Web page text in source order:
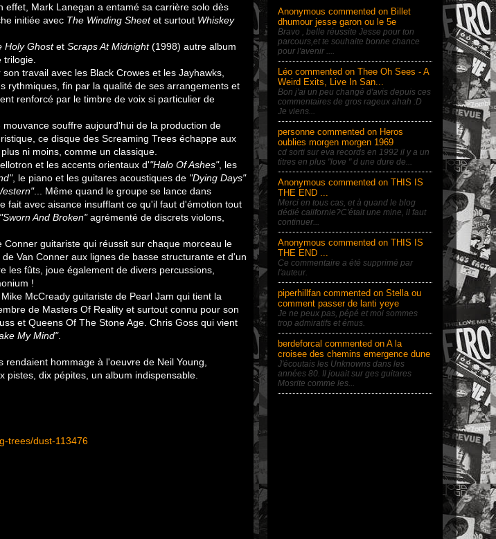
effet, Mark Lanegan a entamé sa carrière solo dès
initiée avec The Winding Sheetet surtout Whiskey
Holy Ghostet Scraps At Midnight(1998) autre album
travail avec les Black Crowes et les Jayhawks,
rythmiques, fin par la qualité de ses arrangements et
renforcé par le timbre de voix si particulier de
souffre aujourd'hui de la production de
ce disque des Screaming Trees échappe aux
ni moins, comme un classique.
et les accents orientaux d'"Halo Of Ashes", les
, le piano et les guitares acoustiques de "Dying Days"
... Même quand le groupe se lance dans
fait avec aisance insufflant ce qu'il faut d'émotion tout
"Sworn And Broken"agrémenté de discrets violons,
guitariste qui réussit sur chaque morceau le
Van Conner aux lignes de basse structurante et d'un
les fûts, joue également de divers percussions,
!
McCready guitariste de Pearl Jam qui tient la
de Masters Of Reality et surtout connu pour son
et Queens Of The Stone Age. Chris Goss qui vient
My Mind".
hommage à l'oeuvre de Neil Young,
dix pépites, un album indispensable.
trees/dust-113476
Anonymous commented on Billet
dhumour jesse garon ou le 5e
Bravo , belle réussite Jesse pour ton
parcours,et te souhaite bonne chance
pour l'avenir ....
Léo commented on Thee Oh Sees - A
Weird Exits, Live In San...
Bon j'ai un peu changé d'avis depuis ces
commentaires de gros rageux ahah :D
Je viens...
personne commented on Heros
oublies morgen morgen 1969
cd sorti sur eva records en 1992 il y a un
titres en plus "love " d une dure de...
Anonymous commented on THIS IS
THE END ...
Merci en tous cas, et à quand le blog
dédié californie?C'était une mine, il faut
continuer...
Anonymous commented on THIS IS
THE END ...
Ce commentaire a été supprimé par
l'auteur.
piperhillfan commented on Stella ou
comment passer de lanti yeye
Je ne peux pas, pépé et moi sommes
trop admiratifs et émus.
berdeforcal commented on A la
croisee des chemins emergence dune
J'écoutais les Unknowns dans les
années 80. Il jouait sur ges guitares
Mosrite comme les...